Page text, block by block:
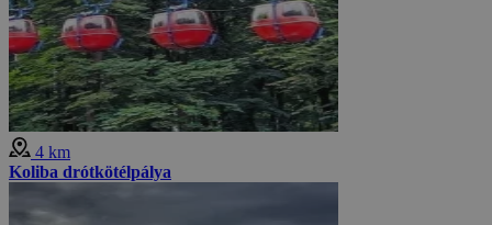
4 km
Koliba drótkötélpálya